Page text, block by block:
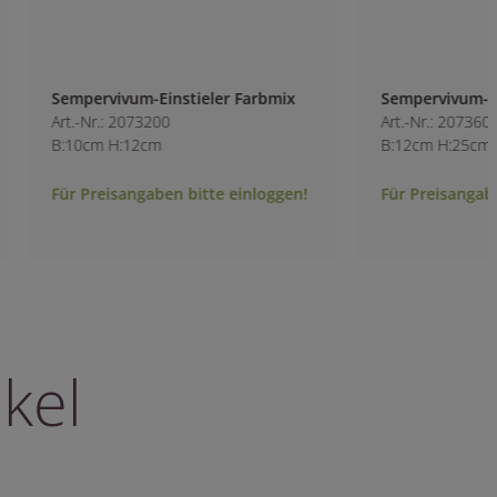
Sempervivum-Einstieler Farbmix
Art.-Nr.: 2073200
B:10cm H:12cm
Für Preisangaben bitte einloggen!
Sempervivum-
Art.-Nr.: 2073600
B:12cm H:25cm
Für